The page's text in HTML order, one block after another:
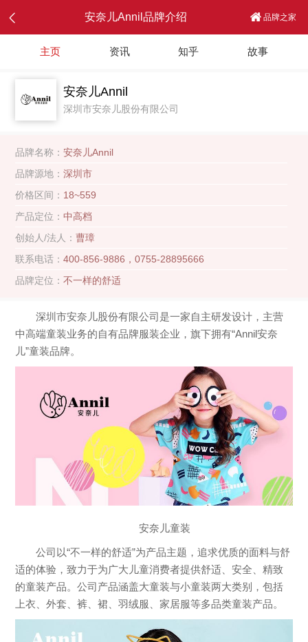
安奈儿Annil品牌介绍 品牌之家
主页 资讯 知乎 故事
安奈儿Annil
深圳市安奈儿股份有限公司
品牌名称：安奈儿Annil
品牌源地：深圳市
价格区间： 18~559
产品定位：中高档
创始人/法人：曹璋
联系电话：400-856-9886，0755-28895666
品牌定位：不一样的舒适
深圳市安奈儿股份有限公司是一家自主研发设计，主营
中高端童装业务的自有品牌服装企业，旗下拥有“Annil安奈
儿”童装品牌。
安奈儿童装
公司以“不一样的舒适”为产品主题，追求优质的面料与舒
适的体验，致力于为广大儿童消费者提供舒适、安全、精致
的童装产品。公司产品涵盖大童装与小童装两大类别，包括
上衣、外套、裤、裙、羽绒服、家居服等多品类童装产品。